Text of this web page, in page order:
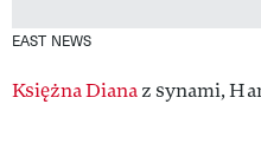
EAST NEWS
Księżna Dianaz synami,